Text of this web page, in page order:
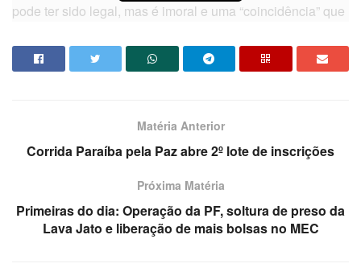
pode ter sido legal, mas é imoral e uma “coincidência” que
favorecimento e coluio?
milionária, como foi a reforma da Assembleia, encampa
todo o projeto de iluminação e só usa grandes marcas.
Matéria Anterior
Corrida Paraíba pela Paz abre 2º lote de inscrições
Próxima Matéria
Primeiras do dia: Operação da PF, soltura de preso da
Lava Jato e liberação de mais bolsas no MEC